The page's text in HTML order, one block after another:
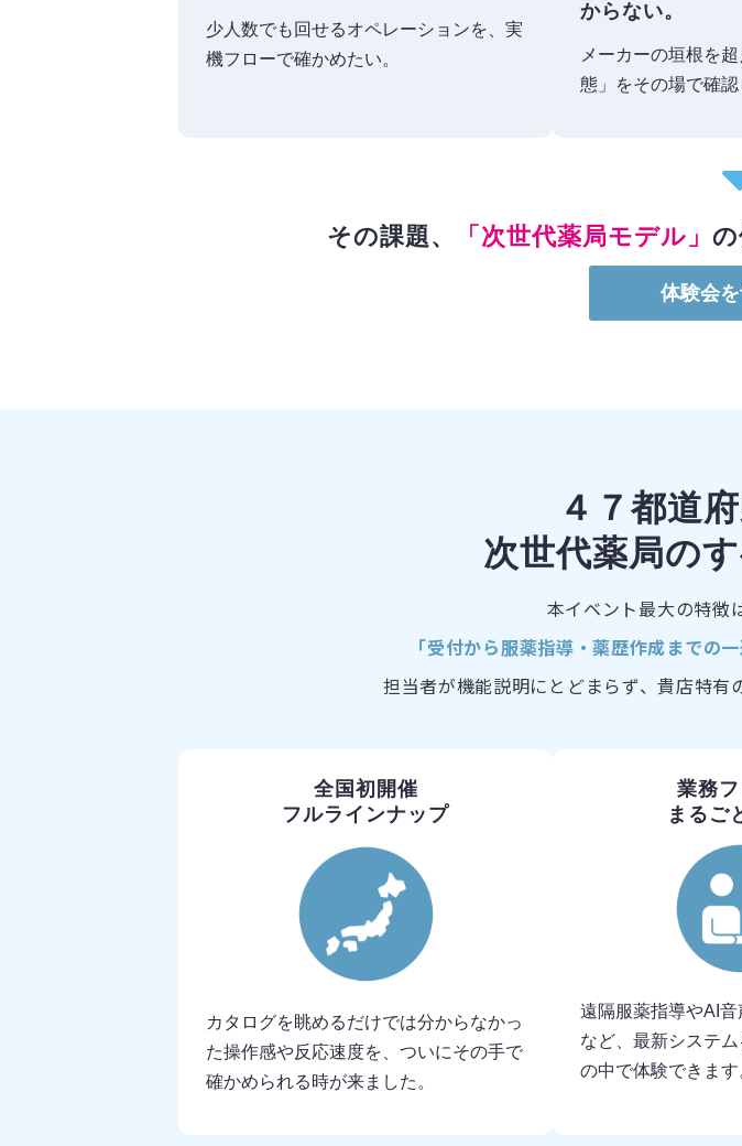
少人数でも回せるオペレーションを、実
機フローで確かめたい。
からない。
メーカーの垣根を
態」をその場で確認
その課題、 「次世代薬局モデル」
体験会
４７都道
次世代薬局の
本イベント最大の特徴
「受付から服薬指導・薬歴作成までの
担当者が機能説明にとどまらず、貴店特有
全国初開催
フルラインナップ
カタログを眺めるだけでは分からなかっ
た操作感や反応速度を、ついにその手で
確かめられる時が来ました。
業務
まるご
遠隔服薬指導やAI
など、最新システ
の中で体験できます